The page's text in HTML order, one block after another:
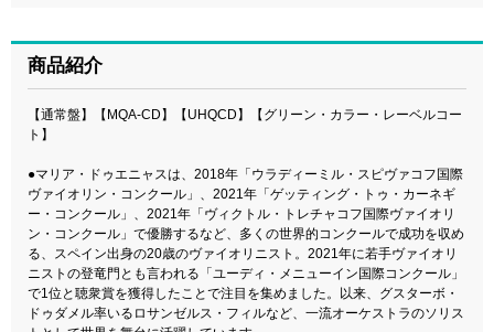
商品紹介
【通常盤】【MQA-CD】【UHQCD】【グリーン・カラー・レーベルコー
ト】
●マリア・ドゥエニャスは、2018年「ウラディーミル・スピヴァコフ国際
ヴァイオリン・コンクール」、2021年「ゲッティング・トゥ・カーネギ
ー・コンクール」、2021年「ヴィクトル・トレチャコフ国際ヴァイオリ
ン・コンクール」で優勝するなど、多くの世界的コンクールで成功を収め
る、スペイン出身の20歳のヴァイオリニスト。2021年に若手ヴァイオリ
ニストの登竜門とも言われる「ユーディ・メニューイン国際コンクール」
で1位と聴衆賞を獲得したことで注目を集めました。以来、グスターボ・
ドゥダメル率いるロサンゼルス・フィルなど、一流オーケストラのソリス